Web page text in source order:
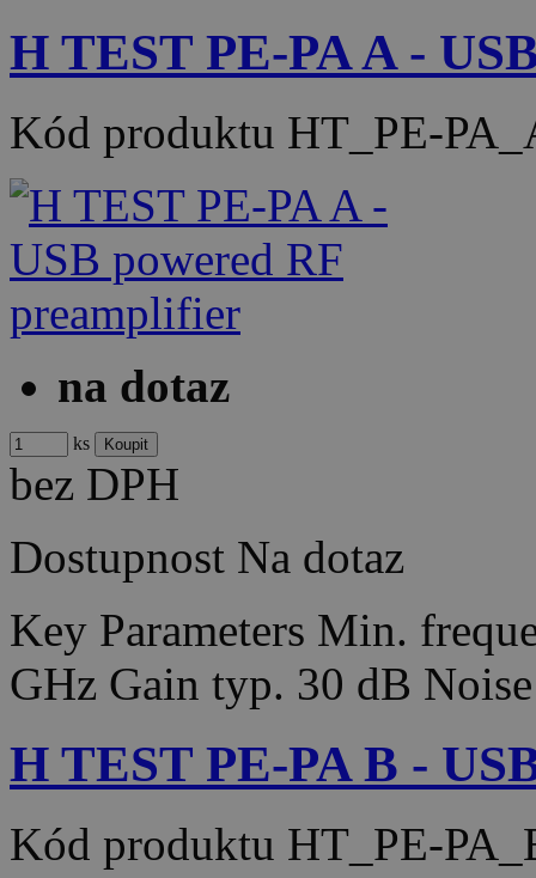
H TEST PE-PA A -
Kód produktu HT_PE-
na dotaz
ks
bez DPH
Dostupnost Na dotaz
Key Parameters Min.
GHz Gain typ. 30 dB
H TEST PE-PA B -
Kód produktu HT_PE-